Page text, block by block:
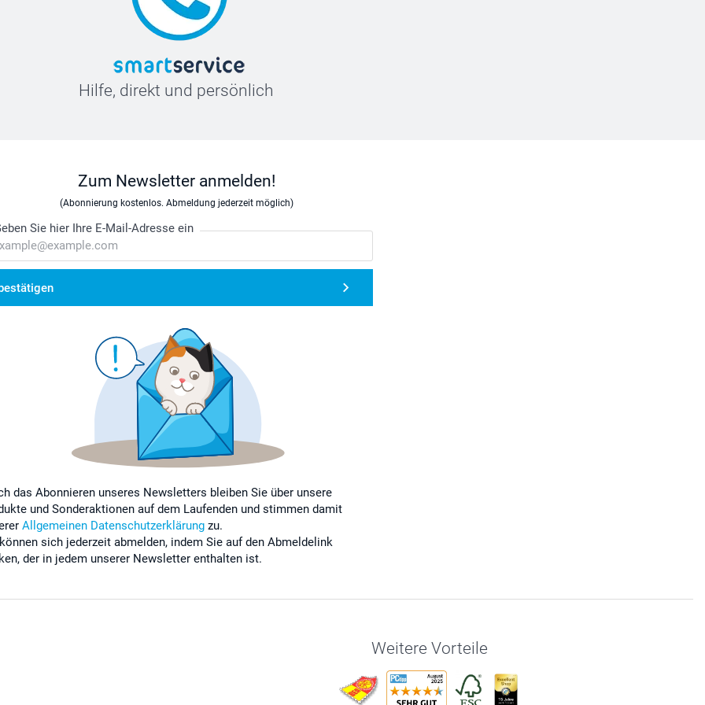
Hilfe, direkt und persönlich
Zum Newsletter anmelden!
(Abonnierung kostenlos. Abmeldung jederzeit möglich)
Sie hier Ihre E-Mail-Adresse ein
das Abonnieren unseres Newsletters bleiben Sie über unsere
und Sonderaktionen auf dem Laufenden und stimmen damit
Allgemeinen Datenschutzerklärung zu.
sich jederzeit abmelden, indem Sie auf den Abmeldelink
der in jedem unserer Newsletter enthalten ist.
Weitere Vorteile